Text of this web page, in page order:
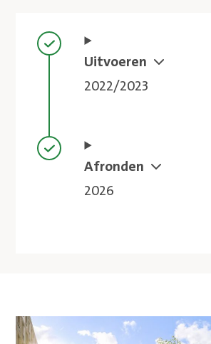
Stap voltooid
Uitvoeren
2022/2023
Stap voltooid
Afronden
2026